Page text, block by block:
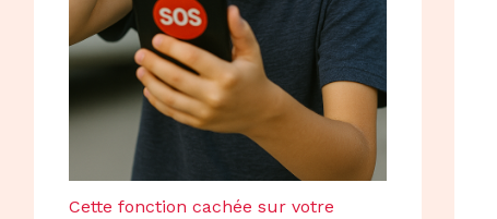
Cette fonction cachée sur votre